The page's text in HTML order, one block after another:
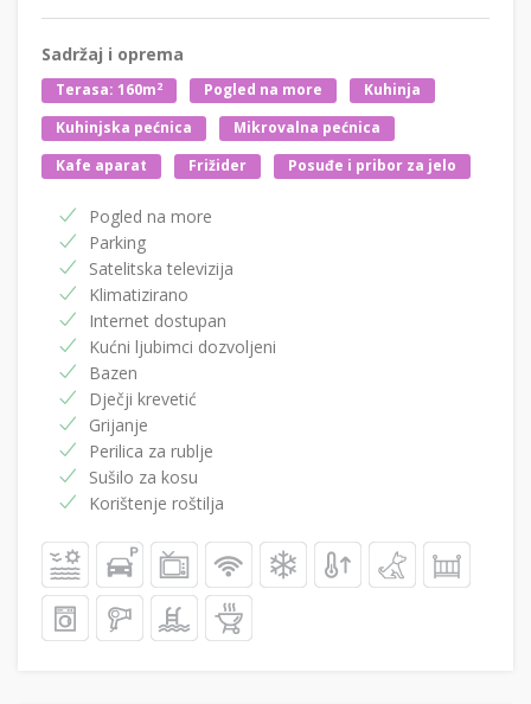
Sadržaj i oprema
Terasa: 160m2 Pogled na more
Kuhinja
Kuhinjska pećnica
Mikrovalna pećnica
Kafe aparat
Frižider Posuđe i pribor za jelo
Pogled na more
Parking
Satelitska televizija
Klimatizirano
Internet dostupan
Kućni ljubimci dozvoljeni
Bazen
Dječji krevetić
Grijanje
Perilica za rublje
Sušilo za kosu
Korištenje roštilja